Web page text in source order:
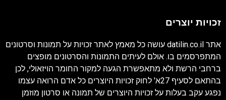
זכויות יוצרים
אתר datilin.co.il עושה כל מאמץ לאתר זכויות על תמונות וסרטונים
המתפרסמים בו. אולם לעיתים התמונות והסרטונים מופצים
ברחבי הרשת ולא מתאפשרת הגעה למקור החומר הויזאולי, לכן
בהתאם לסעיף 27א' לחוק זכויות היוצרים כל אדם הרואה עצמו
נפגע עקב בעלות על זכויות היוצרים של תמונה או סרטון מוזמן